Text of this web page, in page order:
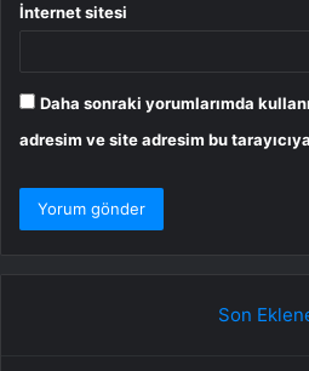
İnternet sitesi
Daha sonraki yorumlarımda
adresim ve site adresim bu
Son